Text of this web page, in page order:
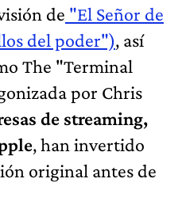
de "El Señor de
del poder"), así
The "Terminal
por Chris
de streaming,
, han invertido
original antes de